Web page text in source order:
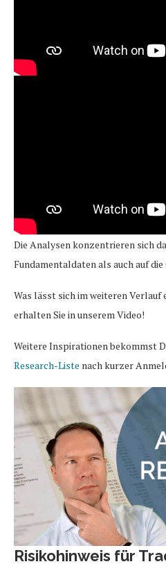
Die Analysen konzentrieren sich
Fundamentaldaten als auch auf die
Was lässt sich im weiteren
erhalten Sie in unserem Video!
Weitere Inspirationen bekommst
Research-Liste nach kurzer
Risikohinweis für